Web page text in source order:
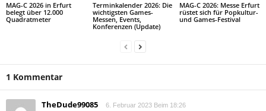
MAG-C 2026 in Erfurt
belegt über 12.000
Quadratmeter
Terminkalender 2026: Die
wichtigsten Games-
Messen, Events,
Konferenzen (Update)
MAG-C 2026: Messe Erfurt
rüstet sich für Popkultur-
und Games-Festival
1 Kommentar
TheDude99085 6. Februar 2023 Beim 18:26